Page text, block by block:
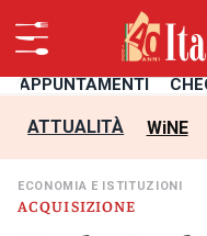
APPUNTAMENTI
ATTUALITÀ WiNE
ACQUISIZIONE
ECONOMIA E ISTITUZIONI